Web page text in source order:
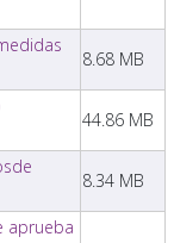
8.68 MB
44.86 MB
8.34 MB
aprueba